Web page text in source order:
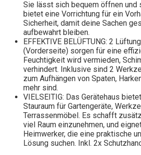
Sie lässt sich bequem öffnen und
bietet eine Vorrichtung für ein
Sicherheit, damit deine Sachen
aufbewahrt bleiben.
EFFEKTIVE BELÜFTUNG: 2
(Vorderseite) sorgen für eine
Feuchtigkeit wird vermieden,
verhindert. Inklusive sind 2
zum Aufhängen von Spaten,
mehr sind.
VIELSEITIG: Das Gerätehaus
Stauraum für Gartengeräte,
Terrassenmöbel. Es schafft
viel Raum einzunehmen, und
Heimwerker, die eine praktische
Lösung suchen. Inkl. 2x